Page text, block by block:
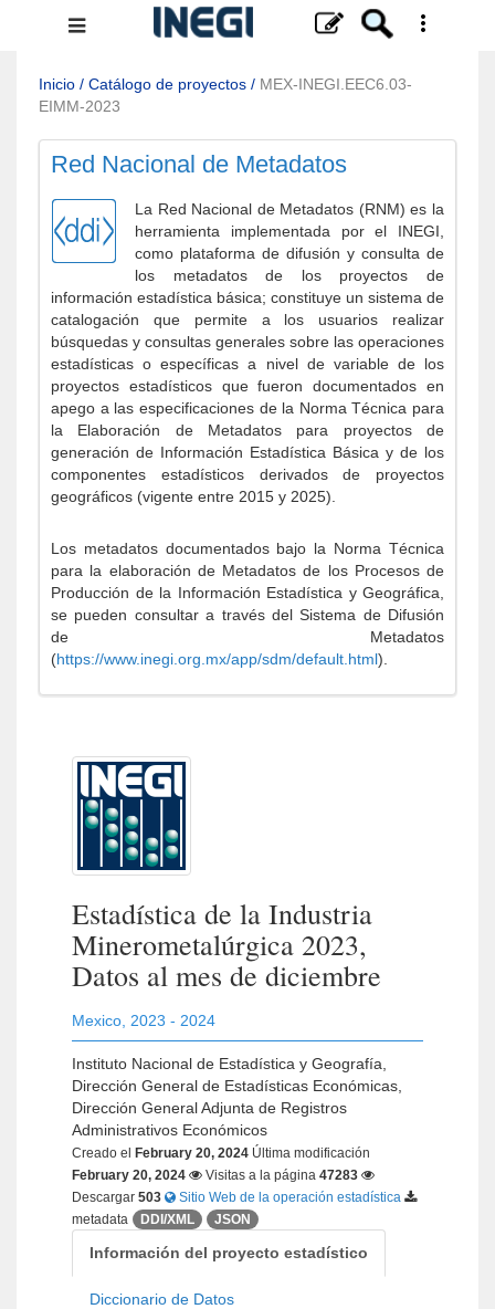
Menú
navegación
Inicio / Catálogo de proyectos / MEX-INEGI.EEC6.03-
EIMM-2023
Red Nacional de Metadatos
La Red Nacional de Metadatos (RNM) es la
herramienta implementada por el INEGI,
como plataforma de difusión y consulta de
los metadatos de los proyectos de
información estadística básica; constituye un sistema de
catalogación que permite a los usuarios realizar
búsquedas y consultas generales sobre las operaciones
estadísticas o específicas a nivel de variable de los
proyectos estadísticos que fueron documentados en
apego a las especificaciones de la Norma Técnica para
la Elaboración de Metadatos para proyectos de
generación de Información Estadística Básica y de los
componentes estadísticos derivados de proyectos
geográficos (vigente entre 2015 y 2025).
Los metadatos documentados bajo la Norma Técnica
para la elaboración de Metadatos de los Procesos de
Producción de la Información Estadística y Geográfica,
se pueden consultar a través del Sistema de Difusión
de Metadatos
(https://www.inegi.org.mx/app/sdm/default.html).
Estadística de la Industria
Minerometalúrgica 2023,
Datos al mes de diciembre
Mexico 2023 - 2024
Instituto Nacional de Estadística y Geografía,
Dirección General de Estadísticas Económicas,
Dirección General Adjunta de Registros
Administrativos Económicos
Creado el February 20, 2024 Última modificación
February 20, 2024
Visitas a la página 47283
Descargar 503
Sitio Web de la operación estadística
metadata
DDI/XML JSON
Información del proyecto estadístico
Diccionario de Datos